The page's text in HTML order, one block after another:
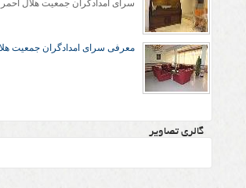
معرفی سرای امدادگران جمعیت
گالری تصاویر